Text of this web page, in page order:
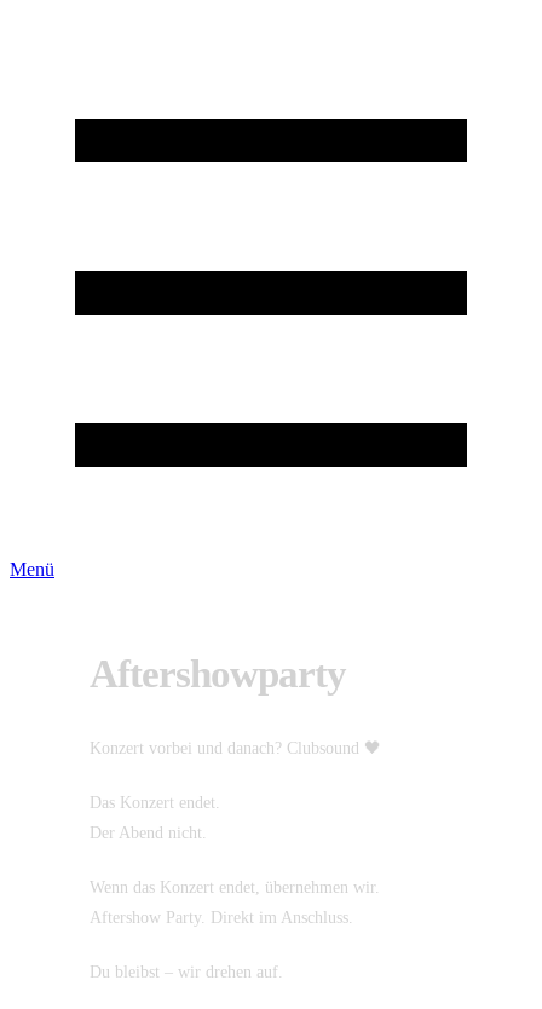
Menü
Aftershowparty
Konzert vorbei und danach? Clubsound 🖤
Das Konzert endet.
Der Abend nicht.
Wenn das Konzert endet, übernehmen wir.
Aftershow Party. Direkt im Anschluss.
Du bleibst – wir drehen auf.